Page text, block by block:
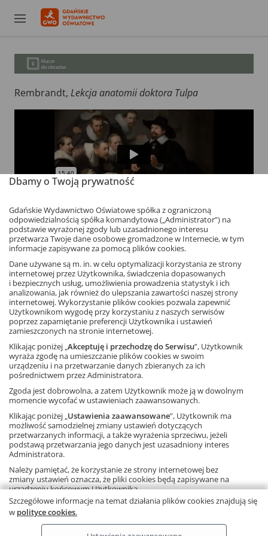
Rembrandt, Lekcja anatomii doktora Tulpa
powrót
FACEBOOK
POLECANE STRONY
O NAS
WSPÓŁPRACA Z GWO
KONTAKT
Copyright © by Gdańskie Wydawnictwo Oświatowe - 2026
Dbamy o Twoją prywatność
Gdańskie Wydawnictwo Oświatowe spółka z ograniczoną
odpowiedzialnością spółka komandytowa („Administrator”) na
podstawie wyrażonej zgody lub uzasadnionego interesu
przetwarza Twoje dane osobowe gromadzone w Internecie, w tym
informacje zapisywane za pomocą plików cookies.
Dane używane są m. in. w celu optymalizacji korzystania ze strony
internetowej przez Użytkownika, świadczenia dopasowanych
i bezpiecznych usług, umożliwienia prowadzenia statystyk i ich
analizowania, jak również do ulepszania zawartości naszej strony
internetowej. Wykorzystanie plików cookies pozwala zapewnić
Użytkownikom wygodę przy korzystaniu z naszych serwisów
poprzez zapamiętanie preferencji Użytkownika i ustawień
zamieszczonych na stronie internetowej.
Klikając poniżej „Akceptuję i przechodzę do Serwisu”, Użytkownik
wyraża zgodę na umieszczanie plików cookies w swoim
urządzeniu i na przetwarzanie danych zbieranych za ich
pośrednictwem przez Administratora.
Zgoda jest dobrowolna, a zatem Użytkownik może ją w dowolnym
momencie wycofać w ustawieniach zaawansowanych.
Klikając poniżej „Ustawienia zaawansowane”, Użytkownik ma
możliwość samodzielnej zmiany ustawień dotyczących
przetwarzanych informacji, a także wyrażenia sprzeciwu, jeżeli
podstawą przetwarzania jego danych jest uzasadniony interes
Administratora.
Należy pamiętać, że korzystanie ze strony internetowej bez
zmiany ustawień oznacza, że pliki cookies będą zapisywane na
urządzeniu końcowym Użytkownika.
Szczegółowe informacje na temat działania plików cookies znajdują się
w polityce cookies.